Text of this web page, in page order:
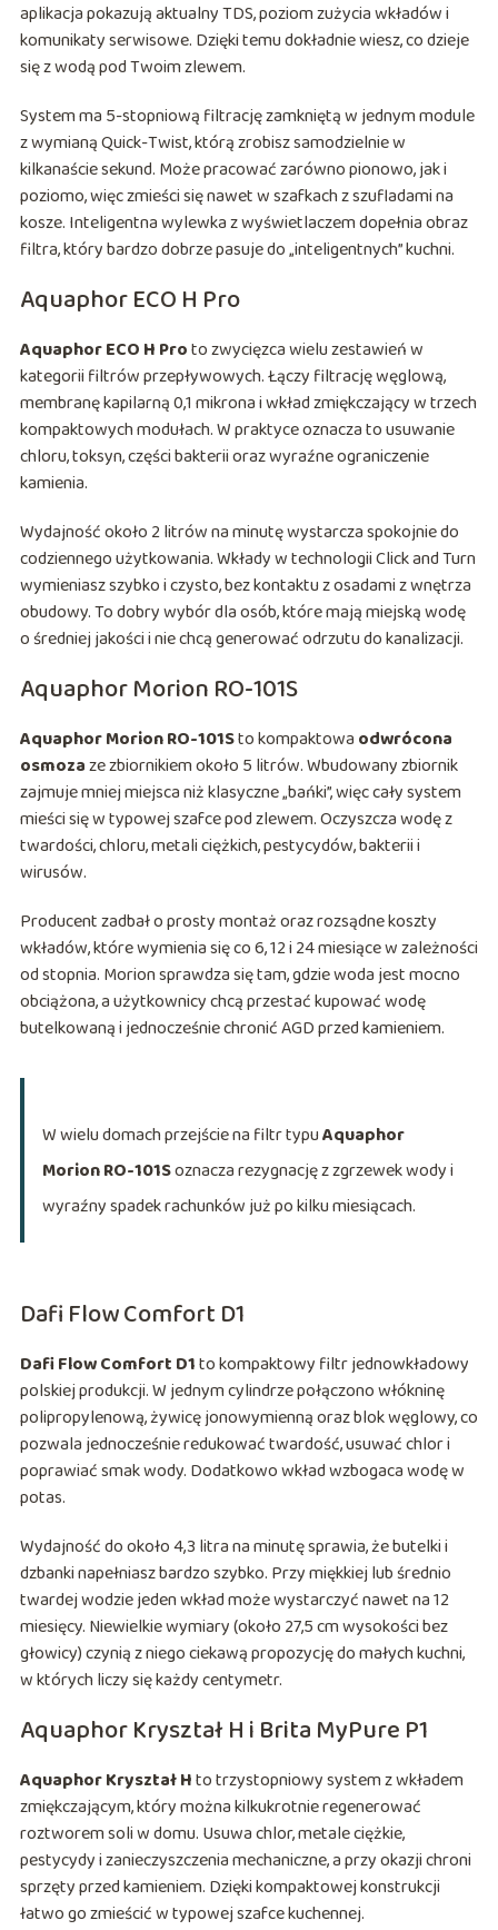
aplikacja pokazują aktualny TDS, poziom zużycia wkładów i
komunikaty serwisowe. Dzięki temu dokładnie wiesz, co dzieje
się z wodą pod Twoim zlewem.
System ma 5-stopniową filtrację zamkniętą w jednym module
z wymianą Quick-Twist, którą zrobisz samodzielnie w
kilkanaście sekund. Może pracować zarówno pionowo, jak i
poziomo, więc zmieści się nawet w szafkach z szufladami na
kosze. Inteligentna wylewka z wyświetlaczem dopełnia obraz
filtra, który bardzo dobrze pasuje do „inteligentnych” kuchni.
Aquaphor ECO H Pro
Aquaphor ECO H Proto zwycięzca wielu zestawień w
kategorii filtrów przepływowych. Łączy filtrację węglową,
membranę kapilarną 0,1 mikrona i wkład zmiękczający w trzech
kompaktowych modułach. W praktyce oznacza to usuwanie
chloru, toksyn, części bakterii oraz wyraźne ograniczenie
kamienia.
Wydajność około 2 litrów na minutę wystarcza spokojnie do
codziennego użytkowania. Wkłady w technologii Click and Turn
wymieniasz szybko i czysto, bez kontaktu z osadami z wnętrza
obudowy. To dobry wybór dla osób, które mają miejską wodę
o średniej jakości i nie chcą generować odrzutu do kanalizacji.
Aquaphor Morion RO-101S
Aquaphor Morion RO-101Sto kompaktowa odwrócona
osmozaze zbiornikiem około 5 litrów. Wbudowany zbiornik
zajmuje mniej miejsca niż klasyczne „bańki”, więc cały system
mieści się w typowej szafce pod zlewem. Oczyszcza wodę z
twardości, chloru, metali ciężkich, pestycydów, bakterii i
wirusów.
Producent zadbał o prosty montaż oraz rozsądne koszty
wkładów, które wymienia się co 6, 12 i 24 miesiące w zależności
od stopnia. Morion sprawdza się tam, gdzie woda jest mocno
obciążona, a użytkownicy chcą przestać kupować wodę
butelkowaną i jednocześnie chronić AGD przed kamieniem.
W wielu domach przejście na filtr typuAquaphor
Morion RO-101Soznacza rezygnację z zgrzewek wody i
wyraźny spadek rachunków już po kilku miesiącach.
Dafi Flow Comfort D1
Dafi Flow Comfort D1to kompaktowy filtr jednowkładowy
polskiej produkcji. W jednym cylindrze połączono włókninę
polipropylenową, żywicę jonowymienną oraz blok węglowy, co
pozwala jednocześnie redukować twardość, usuwać chlor i
poprawiać smak wody. Dodatkowo wkład wzbogaca wodę w
potas.
Wydajność do około 4,3 litra na minutę sprawia, że butelki i
dzbanki napełniasz bardzo szybko. Przy miękkiej lub średnio
twardej wodzie jeden wkład może wystarczyć nawet na 12
miesięcy. Niewielkie wymiary (około 27,5 cm wysokości bez
głowicy) czynią z niego ciekawą propozycję do małych kuchni,
w których liczy się każdy centymetr.
Aquaphor Kryształ H i Brita MyPure P1
Aquaphor Kryształ Hto trzystopniowy system z wkładem
zmiękczającym, który można kilkukrotnie regenerować
roztworem soli w domu. Usuwa chlor, metale ciężkie,
pestycydy i zanieczyszczenia mechaniczne, a przy okazji chroni
sprzęty przed kamieniem. Dzięki kompaktowej konstrukcji
łatwo go zmieścić w typowej szafce kuchennej.